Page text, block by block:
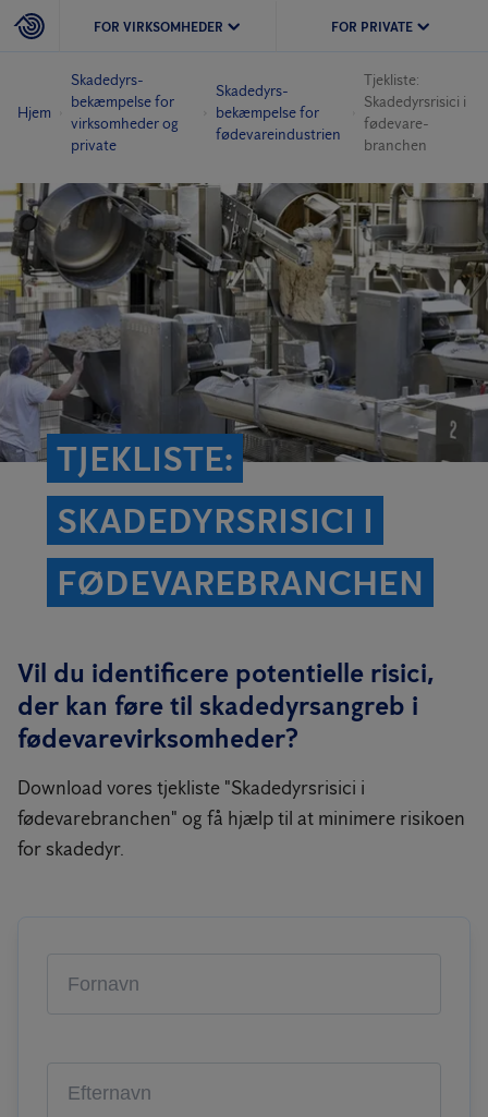
FOR VIRKSOMHEDER FOR PRIVATE
Hjem
Skadedyrs­
bekæmpelse for
virksomheder og
private
Skadedyrs­
bekæmpelse for
fødevareindustrien
Tjekliste:
Skadedyrsrisici i
fødevare­
branchen
TJEKLISTE:
SKADEDYRSRISICI I
FØDEVARE­BRANCHEN
Vil du identificere potentielle risici,
der kan føre til skadedyrsangreb i
fødevarevirksomheder?
Download vores tjekliste "Skadedyrsrisici i
fødevarebranchen" og få hjælp til at minimere risikoen
for skadedyr.